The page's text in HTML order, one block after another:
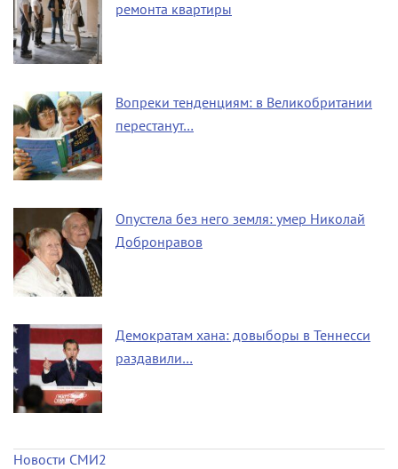
ремонта квартиры
Вопреки тенденциям: в Великобритании
перестанут…
Опустела без него земля: умер Николай
Добронравов
Демократам хана: довыборы в Теннесси
раздавили…
Новости СМИ2